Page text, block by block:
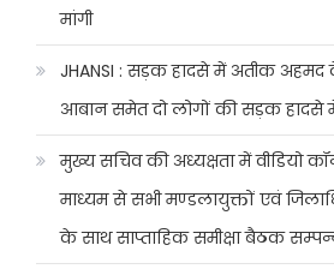
मांगी
JHANSI : सड़क हादसे में अतीक
आबान समेत दो लोगों की सड़क हादसे
मुख्य सचिव की अध्यक्षता में वीडियो
माध्यम से सभी मण्डलायुक्तों एवं
के साथ साप्ताहिक समीक्षा बैठक